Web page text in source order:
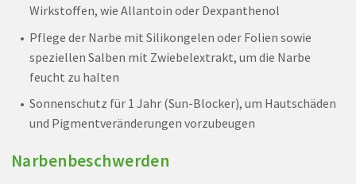
Wirkstoffen, wie Allantoin oder Dexpanthenol
Pflege der Narbe mit Silikongelen oder Folien sowie
speziellen Salben mit Zwiebelextrakt, um die Narbe
feucht zu halten
Sonnenschutz für 1 Jahr (Sun-Blocker), um Hautschäden
und Pigmentveränderungen vorzubeugen
Narbenbeschwerden